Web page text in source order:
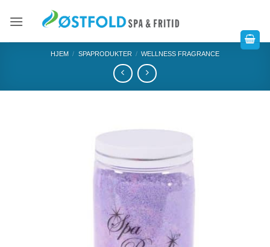
HJEM / SPAPRODUKTER / WELLNESS FRAGRANCE